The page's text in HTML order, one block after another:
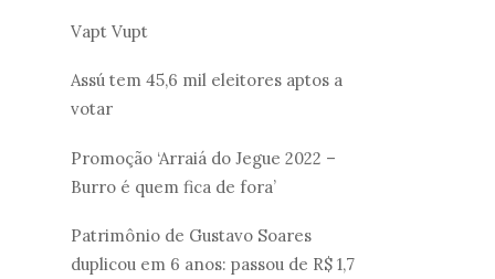
Vapt Vupt
Assú tem 45,6 mil eleitores aptos a
votar
Promoção ‘Arraiá do Jegue 2022 –
Burro é quem fica de fora’
Patrimônio de Gustavo Soares
duplicou em 6 anos: passou de R$ 1,7